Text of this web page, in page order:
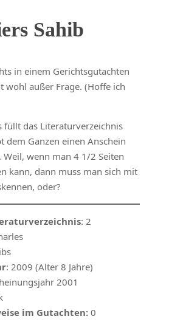
Sahib
in einem Gerichtsgutachten
wohl außer Frage. (Hoffe ich
füllt das Literaturverzeichnis
dem Ganzen einen Anschein
Weil, wenn man 4 1/2 Seiten
kann, dann muss man sich mit
oder?
: 2
: 2009 (Alter 8 Jahre)
2001
im Gutachten: 0